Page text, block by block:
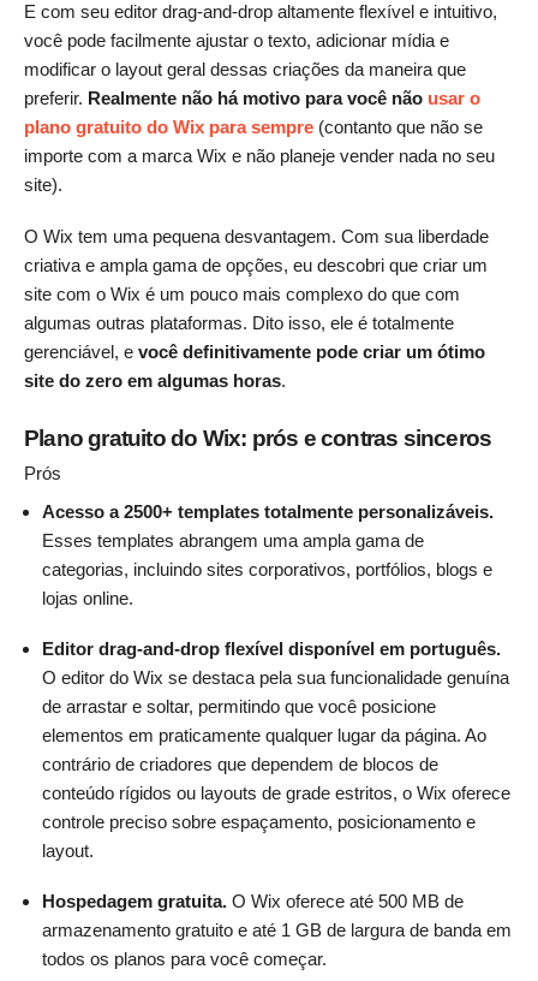
E com seu editor drag-and-drop altamente flexível e intuitivo,
você pode facilmente ajustar o texto, adicionar mídia e
modificar o layout geral dessas criações da maneira que
preferir. Realmente não há motivo para você não usar o
plano gratuito do Wix para sempre (contanto que não se
importe com a marca Wix e não planeje vender nada no seu
site).
O Wix tem uma pequena desvantagem. Com sua liberdade
criativa e ampla gama de opções, eu descobri que criar um
site com o Wix é um pouco mais complexo do que com
algumas outras plataformas. Dito isso, ele é totalmente
gerenciável, e você definitivamente pode criar um ótimo
site do zero em algumas horas.
Plano gratuito do Wix: prós e contras sinceros
Prós
Acesso a 2500+ templates totalmente personalizáveis.
Esses templates abrangem uma ampla gama de
categorias, incluindo sites corporativos, portfólios, blogs e
lojas online.
Editor drag-and-drop flexível disponível em português.
O editor do Wix se destaca pela sua funcionalidade genuína
de arrastar e soltar, permitindo que você posicione
elementos em praticamente qualquer lugar da página. Ao
contrário de criadores que dependem de blocos de
conteúdo rígidos ou layouts de grade estritos, o Wix oferece
controle preciso sobre espaçamento, posicionamento e
layout.
Hospedagem gratuita. O Wix oferece até 500 MB de
armazenamento gratuito e até 1 GB de largura de banda em
todos os planos para você começar.